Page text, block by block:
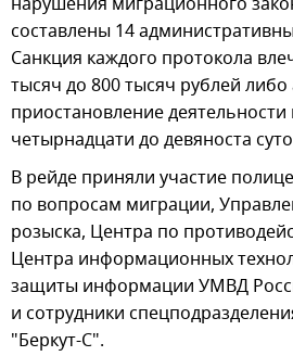
составлены 14
Санкция каждого протокола
тысяч до 800 тысяч рублей
приостановление деятельности
четырнадцати до девяноста
В рейде приняли участие
по вопросам миграции,
розыска, Центра по
Центра информационных
защиты информации УМВД
и сотрудники
"Беркут-С".